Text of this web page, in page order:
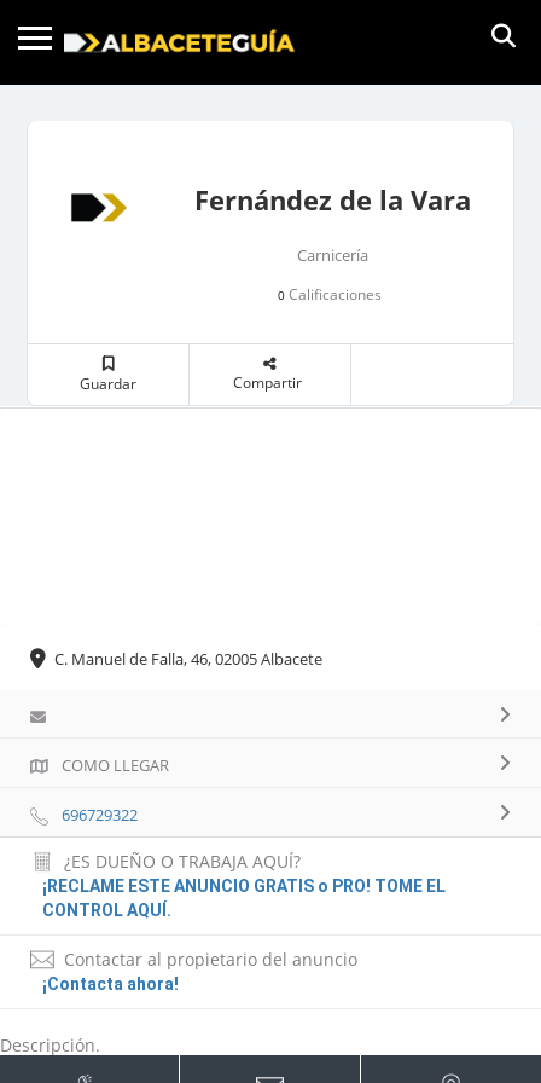
Fernández de la Vara
Carnicería
0Calificaciones
Guardar Compartir
C. Manuel de Falla, 46, 02005 Albacete
COMO LLEGAR
696729322
¿ES DUEÑO O TRABAJA AQUÍ?
¡RECLAME ESTE ANUNCIO GRATIS o PRO! TOME EL
CONTROL AQUÍ.
Contactar al propietario del anuncio
¡Contacta ahora!
Descripción.